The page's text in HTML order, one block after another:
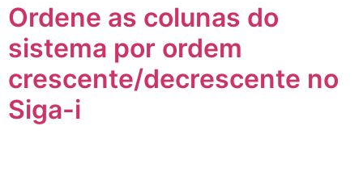
Ordene as colunas do
sistema por ordem
crescente/decrescente no
Siga-i